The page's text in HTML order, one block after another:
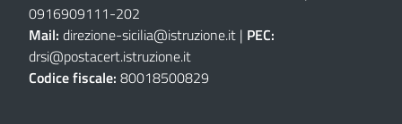
0916909111-202
Mail: direzione-sicilia@istruzione.it | PEC:
drsi@postacert.istruzione.it
Codice fiscale: 80018500829